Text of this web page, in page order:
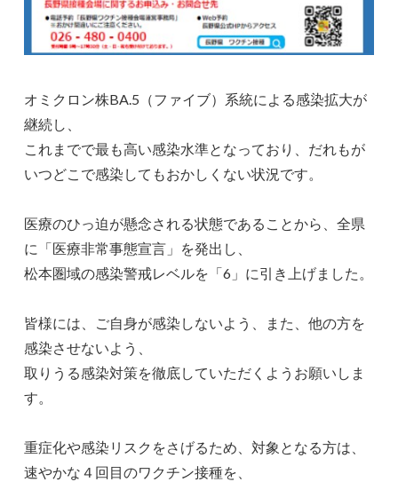
オミクロン株BA.5（ファイブ）系統による感染拡大が
継続し、
これまでで最も高い感染水準となっており、だれもが
いつどこで感染してもおかしくない状況です。
医療のひっ迫が懸念される状態であることから、全県
に「医療非常事態宣言」を発出し、
松本圏域の感染警戒レベルを「6」に引き上げました。
皆様には、ご自身が感染しないよう、また、他の方を
感染させないよう、
取りうる感染対策を徹底していただくようお願いしま
す。
重症化や感染リスクをさげるため、対象となる方は、
速やかな４回目のワクチン接種を、